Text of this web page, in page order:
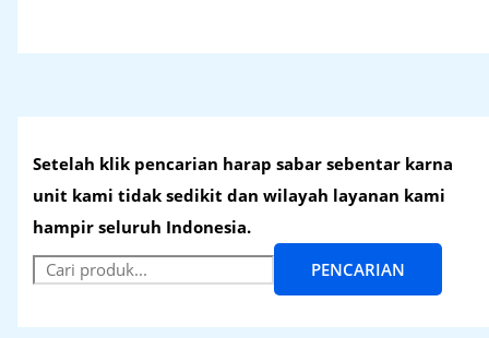
Setelah klik pencarian harap sabar sebentar karna
unit kami tidak sedikit dan wilayah layanan kami
hampir seluruh Indonesia.
PENCARIAN